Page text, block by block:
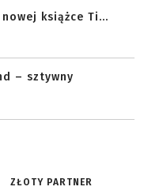
książce Ti...
– sztywny
ZŁOTY PARTNER